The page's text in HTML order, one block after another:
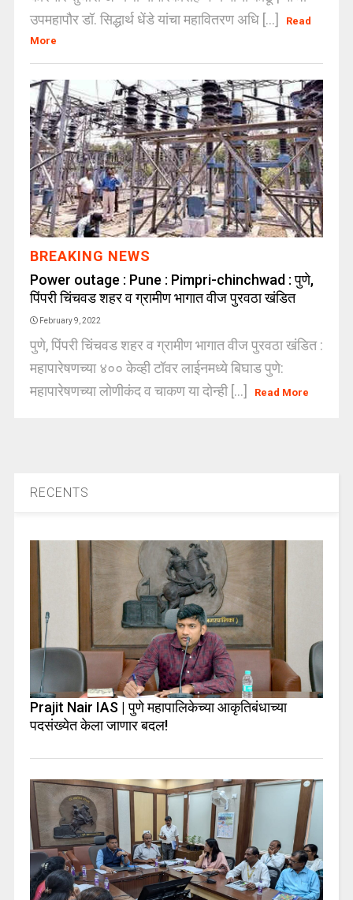
उपमहापौर डॉ. सिद्धार्थ धेंडे यांचा महावितरण अधि [...]
Read
More
BREAKING NEWS
Power outage : Pune : Pimpri-chinchwad : पुणे,
पिंपरी चिंचवड शहर व ग्रामीण भागात वीज पुरवठा खंडित
February 9, 2022
पुणे, पिंपरी चिंचवड शहर व ग्रामीण भागात वीज पुरवठा खंडित :
महापारेषणच्या ४०० केव्ही टॉवर लाईनमध्ये बिघाड पुणे:
महापारेषणच्या लोणीकंद व चाकण या दोन्ही [...]
Read More
RECENTS
Prajit Nair IAS | पुणे महापालिकेच्या आकृतिबंधाच्या
पदसंख्येत केला जाणार बदल!